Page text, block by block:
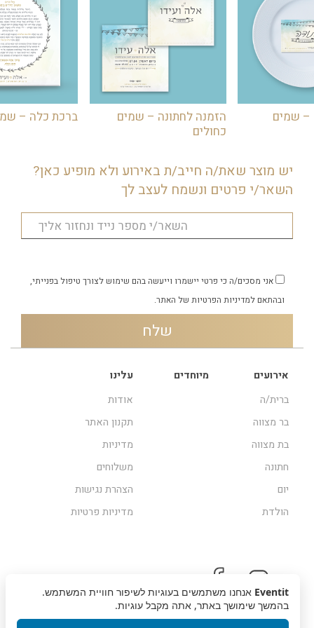
– שמים
הזמנה לחתונה – שמים
כחולים
ברכת כלה –
יש מוצר שאת/ה חייב/ת באירוע ולא מופיע כאן?
השאר/י פרטים ונשמח לעצב לך
אני מסכים/ה כי פרטי יישמרו וייעשה בהם שימוש לצורך טיפול בפנייתי,
ובהתאם למדיניות הפרטיות של האתר.
אירועים
ברית/ה
בר מצווה
בת מצווה
חתונה
יום
הולדת
מיוחדים
עלינו
אודות
תקנון האתר
מדיניות
משלוחים
הצהרת נגישות
מדיניות פרטיות
Eventit אנחנו משתמשים בעוגיות לשיפור חוויית המשתמש.
בהמשך שימושך באתר, אתה מקבל עוגיות.